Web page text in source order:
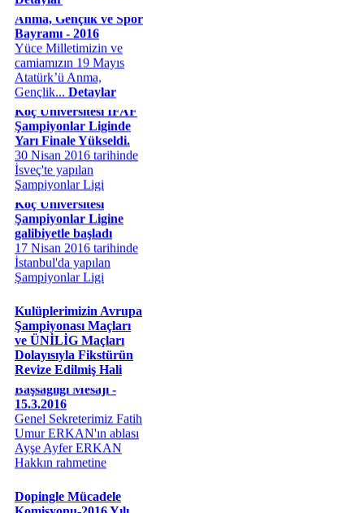
Bayramı - 2016
Yüce Milletimizin ve
camiamızın 19 Mayıs
Atatürk’ü Anma,
Gençlik... Detaylar
Koç Üniversitesi IFAF
Şampiyonlar Liginde
Yarı Finale Yükseldi.
30 Nisan 2016 tarihinde
İsveç'te yapılan
Şampiyonlar Ligi
müsabakasında Koç ...
Koç Üniversitesi
Şampiyonlar Ligine
galibiyetle başladı
17 Nisan 2016 tarihinde
İstanbul'da yapılan
Şampiyonlar Ligi
maüsabakasında Koç
Şampiyonası Maçları
ve ÜNİLİG Maçları
Dolayısıyla Fikstürün
Revize Edilmiş Hali
Kulüplerimizin Avrupa
ÜNİLİG Maçları
Dolayısı... Detaylar
Başsağlığı Mesajı -
15.3.2016
Genel Sekreterimiz Fatih
Umur ERKAN'ın ablası
Ayşe Ayfer ERKAN
Hakkın rahmetine
kavuşmuştur. ...
Komisyonu-2016 Yılı
Yasaklılar Listesi